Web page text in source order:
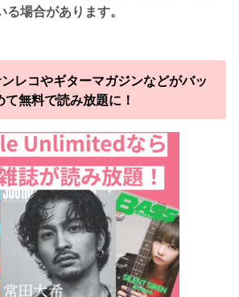
場合があります。
ンレコやギターマガジンなどがバッ
無料で読み放題に！